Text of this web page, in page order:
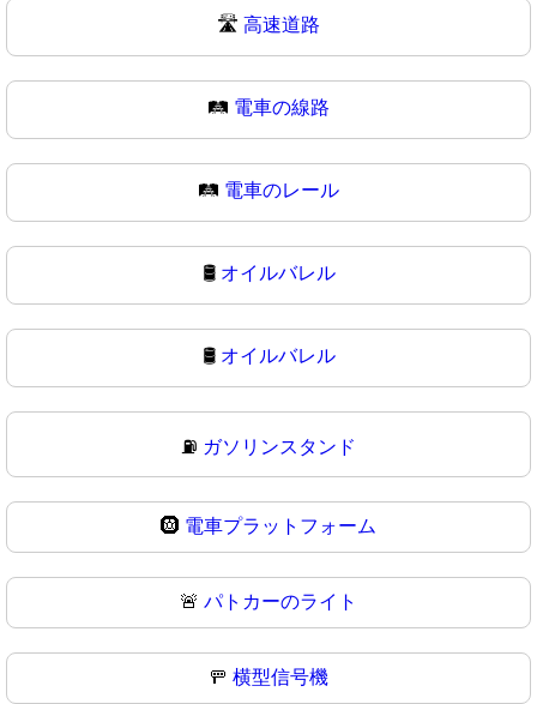
🛣 高速道路
🛤️ 電車の線路
🛤 電車のレール
🛢️ オイルバレル
🛢 オイルバレル
⛽ ガソリンスタンド
🛞 電車プラットフォーム
🚨 パトカーのライト
🚥 横型信号機